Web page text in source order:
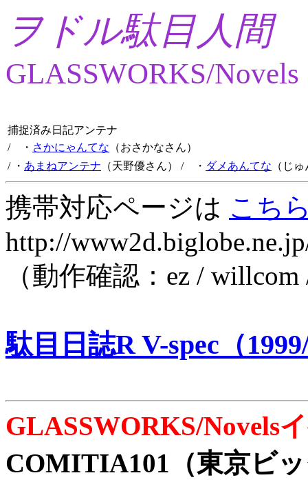
ヲドル駄目人間
GLASSWORKS/Novels
捕捉済み日記アンテナ
/ ・ さかにゃんてな （おさかなさん）
/ ・ あまねアンテナ （天野優さん） / ・ ダメあんてな （じ
携帯対応ページは こち
http://
（動作確認：ez /
駄目日誌R V-spec（
GLASSWORKS/Novels
COMITIA101（東京ビ